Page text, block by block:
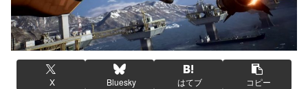
X Bluesky はてブ コピー